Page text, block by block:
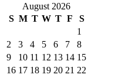
August 2026
S M T W T F
S
1
2
3 4 5 6 7
8
9
10 11 12 13 14 15
16 17 18 19 20 21 22